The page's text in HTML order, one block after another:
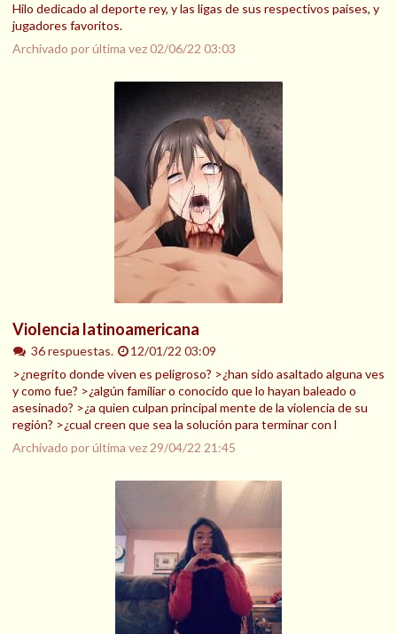
Hilo dedicado al deporte rey, y las ligas de sus respectivos paises, y
jugadores favoritos.
Archivado por última vez02/06/22 03:03
Violencia latinoamericana
36 respuestas.
12/01/22 03:09
>¿negrito donde viven es peligroso? >¿han sido asaltado alguna ves
y como fue? >¿algún familiar o conocido que lo hayan baleado o
asesinado? >¿a quien culpan principal mente de la violencia de su
región? >¿cual creen que sea la solución para terminar con l
Archivado por última vez 29/04/22 21:45